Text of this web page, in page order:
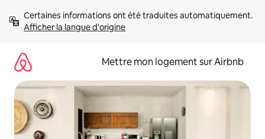
directement
Afficher la langue d'origine
Mettre mon logement sur Airbnb